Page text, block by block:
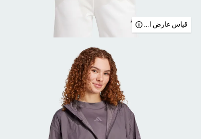
قياس عارض الأزياء